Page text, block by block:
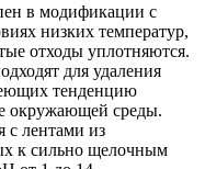
в модификации с
низких температур,
отходы уплотняются.
для удаления
тенденцию
окружающей среды.
с лентами из
к сильно щелочным